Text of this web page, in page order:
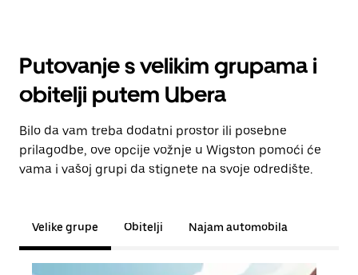
Putovanje s velikim grupama i
obitelji putem Ubera
Bilo da vam treba dodatni prostor ili posebne
prilagodbe, ove opcije vožnje u Wigston pomoći će
vama i vašoj grupi da stignete na svoje odredište.
Velike grupe Obitelji Najam automobila